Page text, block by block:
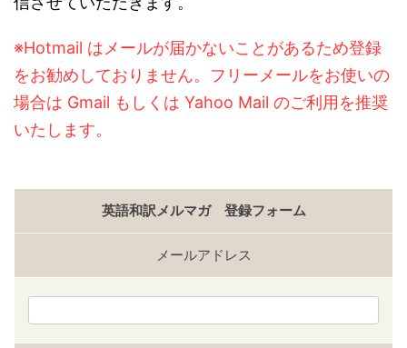
※Hotmail はメールが届かないことがあるため登録
をお勧めしておりません。フリーメールをお使いの
場合は Gmail もしくは Yahoo Mail のご利用を推奨
いたします。
英語和訳メルマガ 登録フォーム
メールアドレス